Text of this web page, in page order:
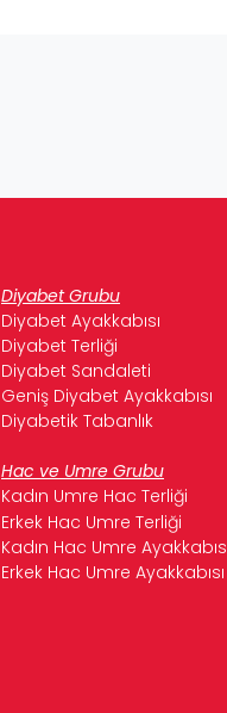
Diyabet Grubu
Diyabet Ayakkabısı
Diyabet Terliği
Diyabet Sandaleti
Geniş Diyabet Ayakkabısı
Diyabetik Tabanlık
Hac ve Umre Grubu
Kadın Umre Hac Terliği
Erkek Hac Umre Terliği
Kadın Hac Umre
Erkek Hac Umre Ayakkabısı